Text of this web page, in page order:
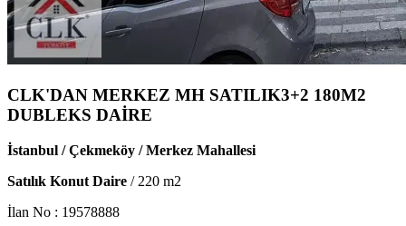
CLK'DAN MERKEZ MH SATILIK3+2 180M2
DUBLEKS DAİRE
İstanbul / Çekmeköy / Merkez Mahallesi
Satılık Konut Daire / 220 m2
İlan No : 19578888